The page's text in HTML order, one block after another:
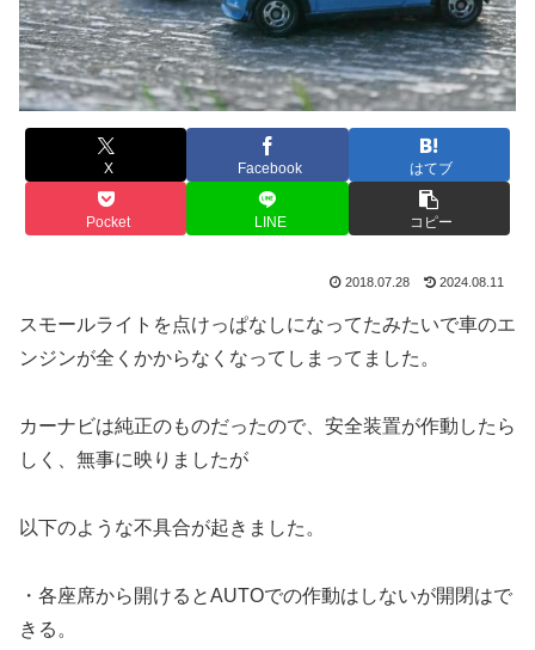
X Facebook はてブ
Pocket LINE コピー
2018.07.28 2024.08.11
スモールライトを点けっぱなしになってたみたいで車のエ
ンジンが全くかからなくなってしまってました。
カーナビは純正のものだったので、安全装置が作動したら
しく、無事に映りましたが
以下のような不具合が起きました。
・各座席から開けるとAUTOでの作動はしないが開閉はで
きる。